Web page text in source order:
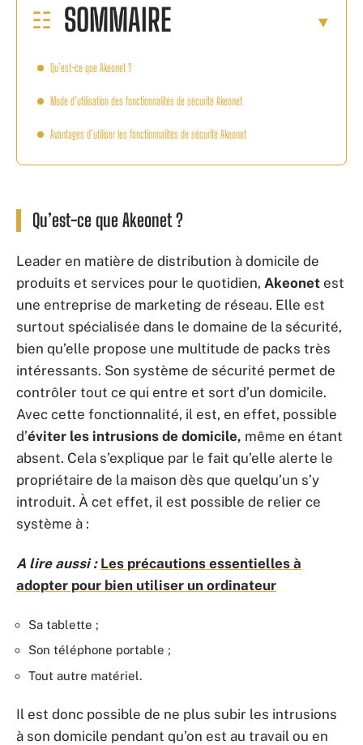
SOMMAIRE
Qu’est-ce que Akeonet ?
Mode d’utilisation des fonctionnalités de sécurité Akeonet
Avantages d’utiliser les fonctionnalités de sécurité Akeonet
Qu’est-ce que Akeonet ?
Leader en matière de distribution à domicile de
produits et services pour le quotidien, Akeonet est
une entreprise de marketing de réseau. Elle est
surtout spécialisée dans le domaine de la sécurité,
bien qu’elle propose une multitude de packs très
intéressants. Son système de sécurité permet de
contrôler tout ce qui entre et sort d’un domicile.
Avec cette fonctionnalité, il est, en effet, possible
d’éviter les intrusions de domicile, même en étant
absent. Cela s’explique par le fait qu’elle alerte le
propriétaire de la maison dès que quelqu’un s’y
introduit. À cet effet, il est possible de relier ce
système à :
A lire aussi : Les précautions essentielles à
adopter pour bien utiliser un ordinateur
Sa tablette ;
Son téléphone portable ;
Tout autre matériel.
Il est donc possible de ne plus subir les intrusions
à son domicile pendant qu’on est au travail ou en